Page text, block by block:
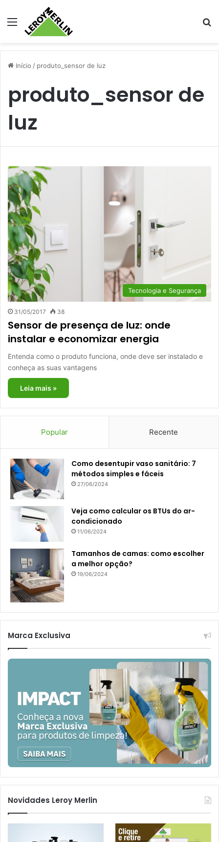
Menu
Início / produto_sensor de luz
produto_sensor de
luz
Tecnologia e Segurança
31/05/2017 38
Sensor de presença de luz: onde
instalar e economizar energia
Entenda como o produto funciona, onde deve ser instalado e
conheça as suas vantagens
Leia mais »
Popular Recente
Como desentupir vaso sanitário: 7
métodos simples e fáceis
27/06/2024
Veja como calcular os BTUs do ar-
condicionado
11/06/2024
Tamanhos de camas: como escolher
a melhor opção?
19/06/2024
Marca Exclusiva
Novidades Leroy Merlin